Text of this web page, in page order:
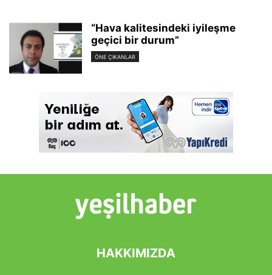
“Hava kalitesindeki iyileşme
geçici bir durum”
ÖNE ÇIKANLAR
HAKKIMIZDA